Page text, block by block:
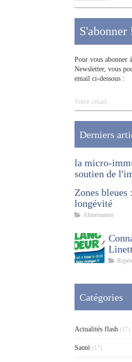
S'abonner
Pour vous abonner
Newsletter, vous
email ci-dessous :
Votre email
Derniers
la micro-
soutien de
Zones
longévité
Alimentation
Catégories
Actualités flash (17)
Santé (17)